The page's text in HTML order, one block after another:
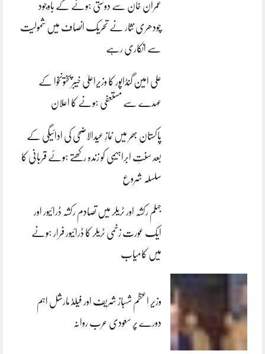
عمران خان سے دوستی ہونے کے باوجود
چودھری نثار نے تحریک انصاف میں شمولیت
سے انکاری رہے
علی امین گنڈاپور کا وزیراعلیٰ خیبرپختونخوا کے
عہدے سے مستعفی ہونے کا اعلان
پاکستان بھر میں نمازِ عیدالاضحی کی ادائیگی کے
بعد سنتِ ابراہیمی کو زندہ رکھتے ہوئے قربانی کا
سلسلہ شروع
جہلم رکشہ اور ٹریلر میں تصادم رکشہ ڈرائیور اور
ایک عورت زخمی ٹریلر کا ڈرائیور فرار ہونے
میں کامیاب
وزیر اعظم شہباز شریف اور فیلڈ مارشل اہم
دورے پر سعودی عرب روانہ